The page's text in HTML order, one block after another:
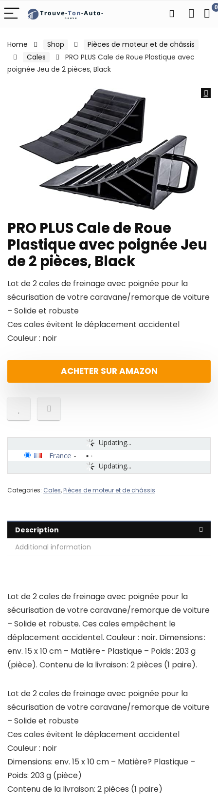
0
Home Shop
Pièces de moteur et de châssis
Cales
PRO PLUS Cale de Roue Plastique avec
poignée Jeu de 2 pièces, Black
PRO PLUS Cale de Roue
Plastique avec poignée Jeu
de 2 pièces, Black
Lot de 2 cales de freinage avec poignée pour la
sécurisation de votre caravane/remorque de voiture
– Solide et robuste
Ces cales évitent le déplacement accidentel
Couleur : noir
ACHETER SUR AMAZON
Updating...
Updating...
France -
Categories: Cales,Pièces de moteur et de châssis
Description
Additional information
Lot de 2 cales de freinage avec poignée pour la
sécurisation de votre caravane/remorque de voiture
– Solide et robuste. Ces cales empêchent le
déplacement accidentel. Couleur : noir. Dimensions :
env. 15 x 10 cm – Matière - Plastique – Poids : 203 g
(pièce). Contenu de la livraison : 2 pièces (1 paire).
Lot de 2 cales de freinage avec poignée pour la
sécurisation de votre caravane/remorque de voiture
– Solide et robuste
Ces cales évitent le déplacement accidentel
Couleur : noir
Dimensions: env. 15 x 10 cm – Matière? Plastique –
Poids: 203 g (pièce)
Contenu de la livraison: 2 pièces (1 paire)